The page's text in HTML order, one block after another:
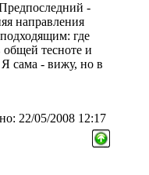
-
направления
где
общей тесноте и
сама - вижу, но в
22/05/2008 12:17